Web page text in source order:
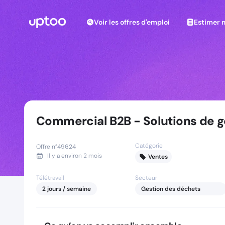
Voir les offres d'emploi Estimer
Voir les offres d'emploi Estimer
Commercial B2B - Solutions de
Offre n°49624
Il y aenviron 2 mois
Catégorie
Ventes
Télétravail
2jours/ semaine
Secteur
Gestion des déchets